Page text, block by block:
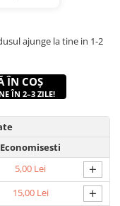
ajunge la tine in 1-2
ÎN COȘ
ÎN 2–3 ZILE!
Economisesti
5,00 Lei +
15,00 Lei +